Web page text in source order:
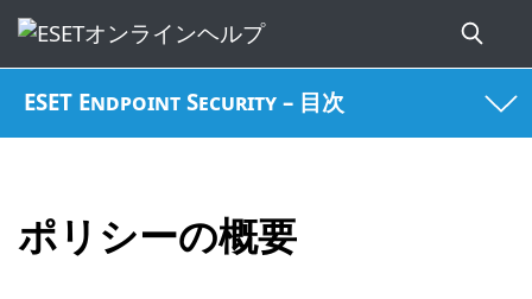
ESET Endpoint Security – 目次
ポリシーの概要